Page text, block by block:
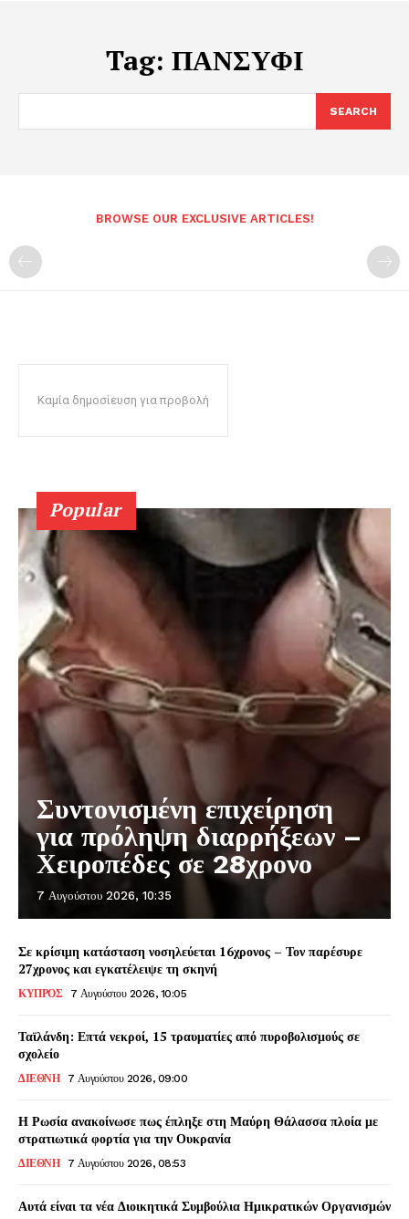
Tag: ΠΑΝΣΥΦΙ
SEARCH
BROWSE OUR EXCLUSIVE ARTICLES!
Καμία δημοσίευση για προβολή
Popular
Συντονισμένη επιχείρηση
για πρόληψη διαρρήξεων –
Χειροπέδες σε 28χρονο
7 Αυγούστου 2026, 10:35
Σε κρίσιμη κατάσταση νοσηλεύεται 16χρονος – Τον παρέσυρε
27χρονος και εγκατέλειψε τη σκηνή
ΚΥΠΡΟΣ 7 Αυγούστου 2026, 10:05
Ταϊλάνδη: Επτά νεκροί, 15 τραυματίες από πυροβολισμούς σε
σχολείο
ΔΙΕΘΝΗ 7 Αυγούστου 2026, 09:00
Η Ρωσία ανακοίνωσε πως έπληξε στη Μαύρη Θάλασσα πλοία με
στρατιωτικά φορτία για την Ουκρανία
ΔΙΕΘΝΗ 7 Αυγούστου 2026, 08:53
Αυτά είναι τα νέα Διοικητικά Συμβούλια Ημικρατικών Οργανισμών